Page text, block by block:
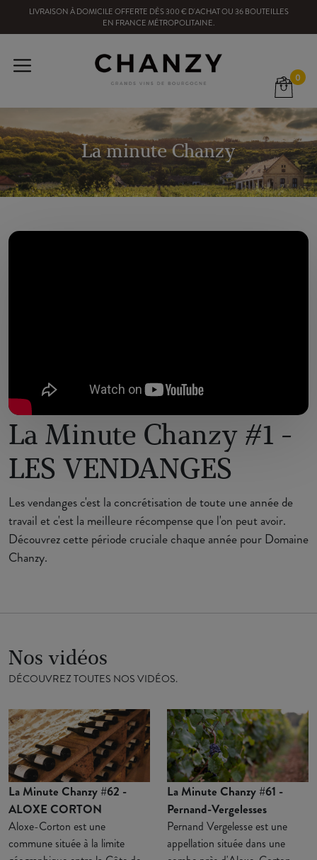
LIVRAISON À DOMICILE OFFERTE DÈS300€ D'ACHAT OU 36BOUTEILLES
EN FRANCE MÉTROPOLITAINE.
0
La minute Chanzy
La Minute Chanzy #1 -
LES VENDANGES
Les vendanges c'est la concrétisation de toute une année de
travail et c'est la meilleure récompense que l'on peut avoir.
Découvrez cette période cruciale chaque année pour Domaine
Chanzy.
Nos vidéos
DÉCOUVREZ TOUTES NOS VIDÉOS.
La Minute Chanzy #62 -
ALOXE CORTON
Aloxe-Corton est une
commune située à la limite
La Minute Chanzy #61 -
Pernand-Vergelesses
Pernand Vergelesse est une
appellation située dans une